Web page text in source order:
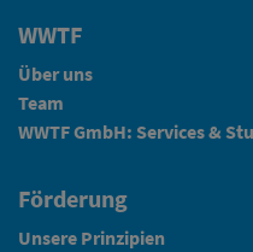
WWTF
Über uns
Team
WWTF GmbH: Services &
Förderung
Unsere Prinzipien